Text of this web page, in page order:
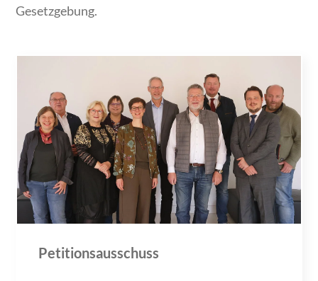
Gesetzgebung.
Petitionsausschuss